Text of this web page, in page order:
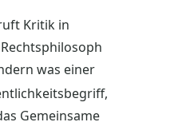
Kritik in
was einer
Gemeinsame